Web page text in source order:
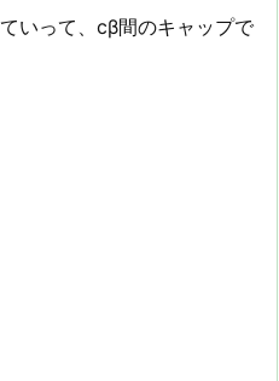
いって、cβ間のキャップで